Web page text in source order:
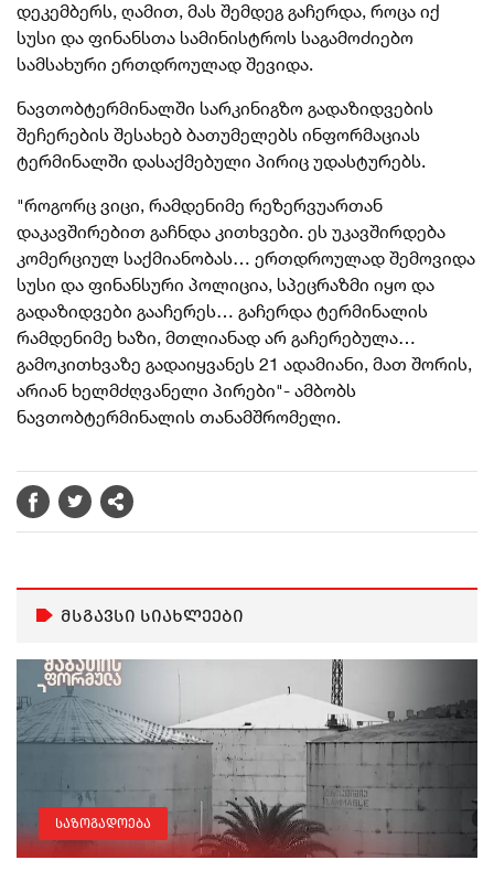
დეკემბერს, ღამით, მას შემდეგ გაჩერდა, როცა იქ
სუსი და ფინანსთა სამინისტროს საგამოძიებო
სამსახური ერთდროულად შევიდა.
ნავთობტერმინალში სარკინიგზო გადაზიდვების
შეჩერების შესახებ ბათუმელებს ინფორმაციას
ტერმინალში დასაქმებული პირიც უდასტურებს.
"როგორც ვიცი, რამდენიმე რეზერვუართან
დაკავშირებით გაჩნდა კითხვები. ეს უკავშირდება
კომერციულ საქმიანობას… ერთდროულად შემოვიდა
სუსი და ფინანსური პოლიცია, სპეცრაზმი იყო და
გადაზიდვები გააჩერეს… გაჩერდა ტერმინალის
რამდენიმე ხაზი, მთლიანად არ გაჩერებულა…
გამოკითხვაზე გადაიყვანეს 21 ადამიანი, მათ შორის,
არიან ხელმძღვანელი პირები"- ამბობს
ნავთობტერმინალის თანამშრომელი.
მსგავსი სიახლეები
საზოგადოება